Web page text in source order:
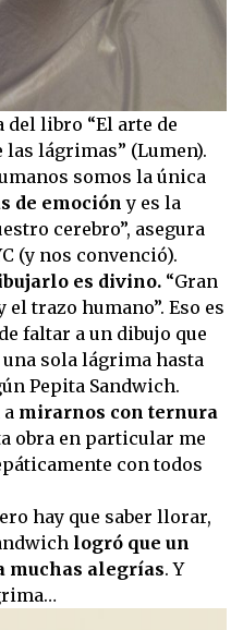
del libro “El arte de
lágrimas” (Lumen).
somos la única
de emocióny es la
cerebro”, asegura
(y nos convenció).
es divino. “Gran
el trazo humano”. Eso es
faltar a un dibujo que
sola lágrima hasta
Pepita Sandwich.
mirarnos con ternura
obra en particular me
con todos
hay que saber llorar,
logró que un
muchas alegrías. Y